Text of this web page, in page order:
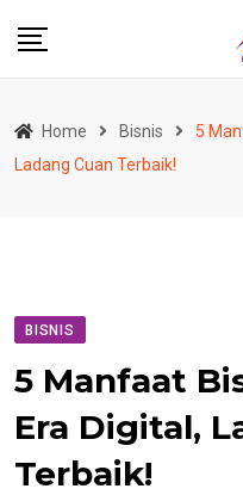
Home Bisnis
5
Ladang Cuan Terbaik!
BISNIS
5 Manfaat
Era Digital,
Terbaik!